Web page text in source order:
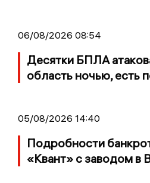
06/08/2026 08:54
Десятки БПЛА
область ночью, есть
05/08/2026 14:40
Подробности
«Квант» с заводом в